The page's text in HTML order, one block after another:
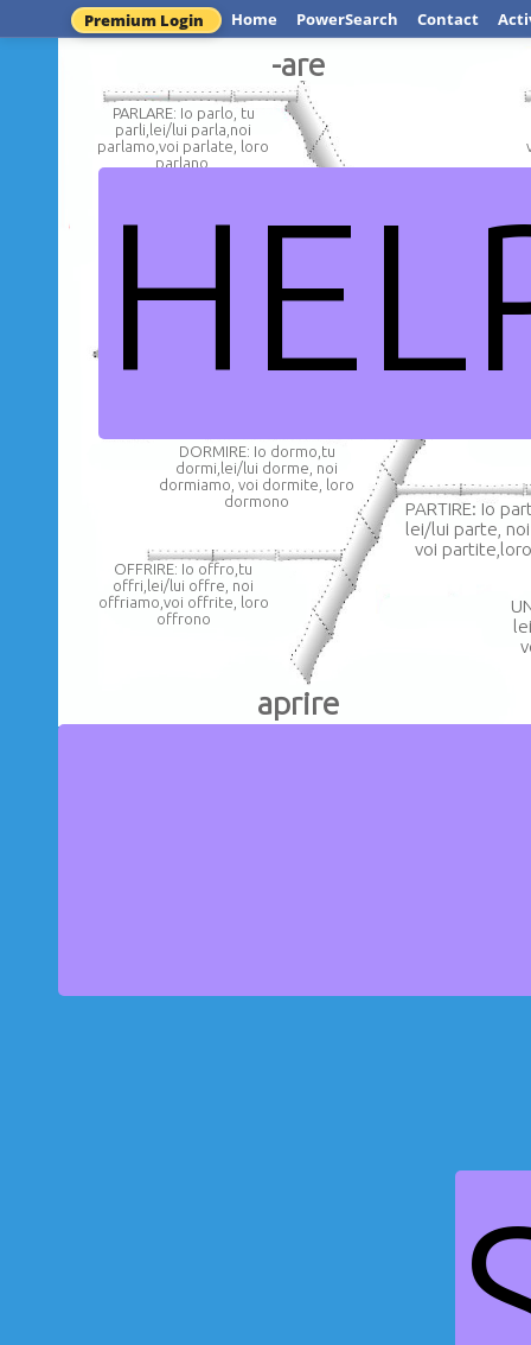
Premium Login Home PowerSearch Contact
-are
PARLARE: Io parlo, tu
parli,lei/lui parla,noi
parlamo,voi parlate, loro
parlano
lei/lui gioca,noi
giocate,loro
PAGARE: Io pago,tu
aprire
DORMIRE: Io dormo,tu
dormi,lei/lui dorme, noi
dormiamo, voi dormite, loro
dormono
PARTIRE: Io
lei/lui parte,
voi
OFFRIRE: Io offro,tu
offri,lei/lui offre, noi
offriamo,voi offrite, loro
offrono
I